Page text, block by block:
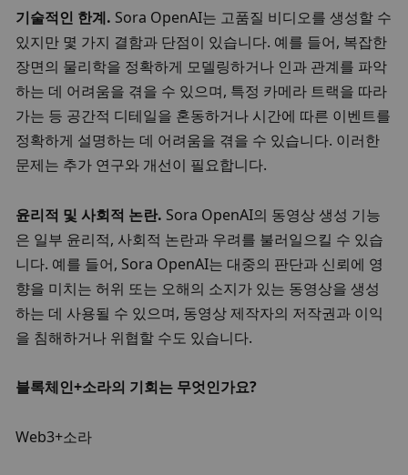
기술적인 한계. Sora OpenAI는 고품질 비디오를 생성할 수
있지만 몇 가지 결함과 단점이 있습니다. 예를 들어, 복잡한
장면의 물리학을 정확하게 모델링하거나 인과 관계를 파악
하는 데 어려움을 겪을 수 있으며, 특정 카메라 트랙을 따라
가는 등 공간적 디테일을 혼동하거나 시간에 따른 이벤트를
정확하게 설명하는 데 어려움을 겪을 수 있습니다. 이러한
문제는 추가 연구와 개선이 필요합니다.
윤리적 및 사회적 논란. Sora OpenAI의 동영상 생성 기능
은 일부 윤리적, 사회적 논란과 우려를 불러일으킬 수 있습
니다. 예를 들어, Sora OpenAI는 대중의 판단과 신뢰에 영
향을 미치는 허위 또는 오해의 소지가 있는 동영상을 생성
하는 데 사용될 수 있으며, 동영상 제작자의 저작권과 이익
을 침해하거나 위협할 수도 있습니다.
블록체인+소라의 기회는 무엇인가요?
Web3+소라